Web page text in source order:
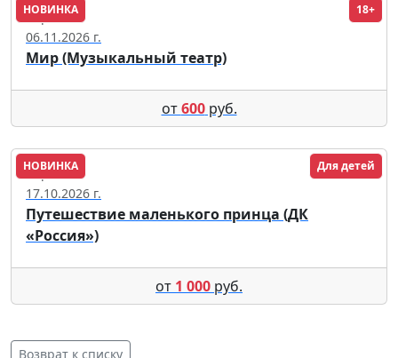
НОВИНКА 18+
Саранск
06.11.2026 г.
Мир (Музыкальный театр)
от600руб.
НОВИНКА Для детей
Саратов
17.10.2026 г.
Путешествие маленького принца (ДК
«Россия»)
от 1 000 руб.
Возврат к списку